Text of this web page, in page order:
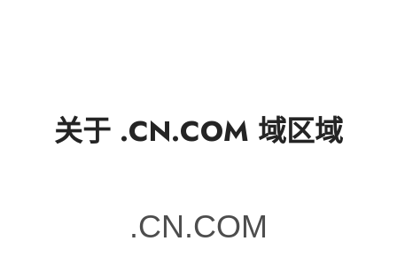
关于 .CN.COM 域区域